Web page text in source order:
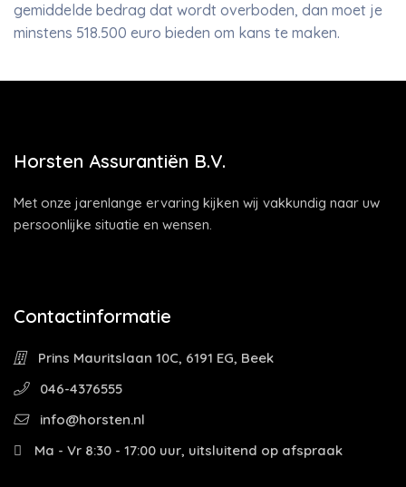
gemiddelde bedrag dat wordt overboden, dan moet je
minstens 518.500 euro bieden om kans te maken.
Horsten Assurantiën B.V.
Met onze jarenlange ervaring kijken wij vakkundig naar uw
persoonlijke situatie en wensen.
Contactinformatie
Prins Mauritslaan 10C, 6191 EG, Beek
046-4376555
info@horsten.nl
Ma - Vr 8:30 - 17:00 uur, uitsluitend op afspraak